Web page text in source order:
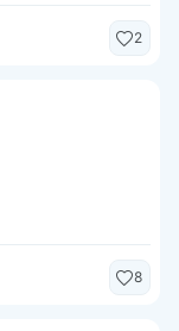
2
8